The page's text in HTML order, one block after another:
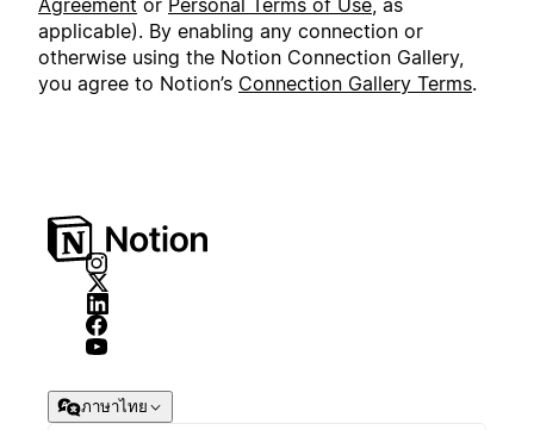
applicable). By enabling any connection or
otherwise using the Notion Connection Gallery,
you agree to Notion’s Connection Gallery Terms.
ภาษาไทย